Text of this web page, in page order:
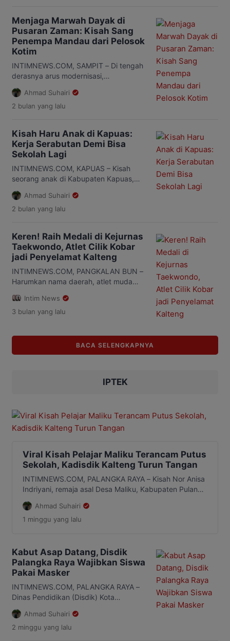
menggantikan mendiang ayahnya. Dia
adalah Luqyana Rihadatul Aisy (20),
mahasiswi Universitas Muhammadiyah
Palangka Raya. Perempuan muda
tersebut mendapat kesempatan
berangkat ke Tanah Suci untuk […]
Menjaga Marwah Dayak di
Pusaran Zaman: Kisah Sang
Penempa Mandau dari Pelosok
Kotim
INTIMNEWS.COM, SAMPIT – Di tengah
derasnya arus modernisasi,
keberadaan pengrajin mandau
tradisional kini semakin sulit ditemukan.
Generasi muda yang mampu mewarisi
senjata tradisional khas Dayak,
melainkan simbol budaya, kehormatan,
dan identitas masyarakat Kalimantan
yang diwariskan turun-temurun. Di
Desa Bapinang Hulu, Kecamatan Pulau
Hanaut, Kabupaten Kotawaringin Timur,
[…]
Ahmad Suhairi
2 bulan yang lalu
Kisah Haru Anak di Kapuas:
Kerja Serabutan Demi Bisa
Sekolah Lagi
INTIMNEWS.COM, KAPUAS – Kisah
seorang anak di Kabupaten Kapuas,
Kalimantan Tengah (Kalteng), menyita
perhatian masyarakat usai video
perjuangannya untuk tetap bersekolah
@ceni_fernando24 pada Jumat, 29 Mei
2026, terlihat seorang anak tinggal
bersama keluarganya di rumah
sederhana di kawasan Jalan Kapuas
Seberang, Kelurahan Sei Pasah,
Ahmad Suhairi
2 bulan yang lalu
Keren! Raih Medali di Kejurnas
Taekwondo, Atlet Cilik Kobar
jadi Penyelamat Kalteng
INTIMNEWS.COM, PANGKALAN BUN –
Harumkan nama daerah, atlet muda
Putri, sukses mencatatkan prestasi di
ajang Kejuaraan Nasional (Kejurnas)
Sempaja, Samarinda, pada 23–26 April
2026 itu, Dewi menjadi satu-satunya
tengah persaingan sengit […]
Intim News
3 bulan yang lalu
BACA SELENGKAPNYA
IPTEK
Viral Kisah Pelajar Maliku Terancam Putus
Sekolah, Kadisdik Kalteng Turun Tangan
INTIMNEWS.COM, PALANGKA RAYA – Kisah Nor Anisa
Indriyani, remaja asal Desa Maliku, Kabupaten Pulang
Pisau, yang terancam gagal melanjutkan pendidikan
ke jenjang SMK karena keterbatasan ekonomi
mendapat perhatian Dinas Pendidikan Provinsi
Muhammad Reza Prabowo, memastikan persoalan
tersebut akan segera ditangani. Perhatian itu […]
Ahmad Suhairi
1 minggu yang lalu
Kabut Asap Datang, Disdik
Palangka Raya Wajibkan Siswa
Pakai Masker
INTIMNEWS.COM, PALANGKA RAYA –
Dinas Pendidikan (Disdik) Kota
Palangka Raya menginstruksikan
seluruh sekolah mewajibkan
penggunaan masker dan membatasi
Ahmad Suhairi
2 minggu yang lalu